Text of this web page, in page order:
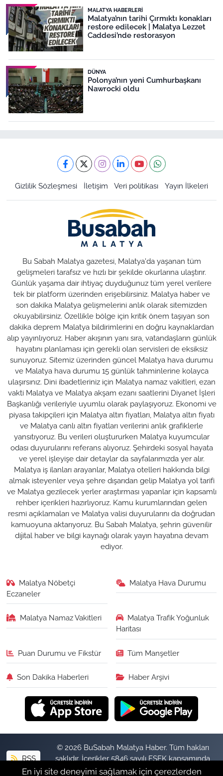
MALATYA HABERLERI
Malatya’nın tarihi Çırmıktı konakları
restore edilecek | Malatya Lezzet
Caddesi’nde restorasyon
DÜNYA
Polonya’nın yeni Cumhurbaşkanı
Nawrocki oldu
Gizlilik Sözleşmesi İletişim Veri politikası Yayın İlkeleri
Bu Sabah Malatya gazetesi, Malatya'da yaşanan tüm
gelişmeleri tarafsız ve hızlı bir şekilde okurlarına ulaştırır.
Günlük yaşama dair ihtiyaç duyduğunuz tüm yerel verilere
tek bir platform üzerinden erişebilirsiniz. Malatya haber ve
son dakika Malatya gelişmelerini anlık olarak sitemizden
okuyabilirsiniz. Özellikle bölge için kritik önem taşıyan son
dakika deprem Malatya bildirimlerini en doğru kaynaklardan
alıp yayınlıyoruz. Haber akışının yanı sıra, vatandaşların günlük
hayatını planlaması için gerekli olan servisleri de eksiksiz
sunuyoruz. Sitemiz üzerinden güncel Malatya hava durumu
ve Malatya hava durumu 15 günlük tahminlerine kolayca
ulaşırsınız. Dini ibadetleriniz için Malatya namaz vakitleri, ezan
vakti Malatya ve Malatya akşam ezanı saatlerini Diyanet İşleri
Başkanlığı verileriyle uyumlu olarak paylaşıyoruz. Ekonomi ve
piyasa takipçileri için Malatya altın fiyatları, Malatya altın fiyatı
ve Malatya canlı altın fiyatları verilerini anlık grafiklerle
yansıtıyoruz. Bu verileri oluştururken Malatya kuyumcular
odası duyurularını referans alıyoruz. Şehirdeki sosyal hayata
ve yerel işleyişe dair detaylar da sayfalarımızda yer alır.
Malatya iş ilanları arayanlar, Malatya otelleri hakkında bilgi
almak isteyenler veya şehre dışarıdan gelip Malatya yol tarifi
ve Malatya gezilecek yerler araştırması yapanlar için kapsamlı
rehber içerikleri hazırlıyoruz. Kamu kurumlarından gelen
resmi açıklamaları ve Malatya valisi duyurularını da doğrudan
kamuoyuna aktarıyoruz. Bu Sabah Malatya, şehrin güvenilir
dijital haber ve bilgi kaynağı olarak yayın hayatına devam
ediyor.
Malatya Nöbetçi
Eczaneler
Malatya Hava Durumu
Malatya Namaz Vakitleri
Malatya Trafik Yoğunluk
Haritası
Puan Durumu ve Fikstür Tüm Manşetler
Son Dakika Haberleri Haber Arşivi
RSS
© 2026 BuSabah Malatya Haber. Tüm hakları
saklıdır. İçerikler 5846 sayılı FSEK kapsamında
izinsiz kopyalanamaz.
En iyi site deneyimi sağlamak için çerezlerden